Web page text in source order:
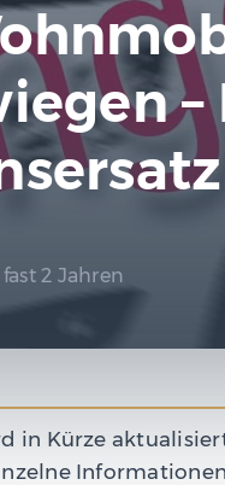
2 Jahren
in Kürze